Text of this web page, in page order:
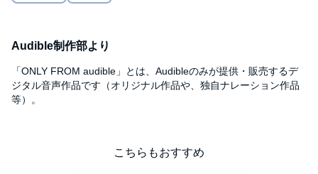
Audible制作部より
「ONLY FROM audible」とは、Audibleのみが提供・販売するデ
ジタル音声作品です（オリジナル作品や、独自ナレーション作品
等）。
こちらもおすすめ